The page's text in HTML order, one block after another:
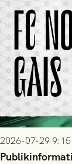
2026-07-29 9:15